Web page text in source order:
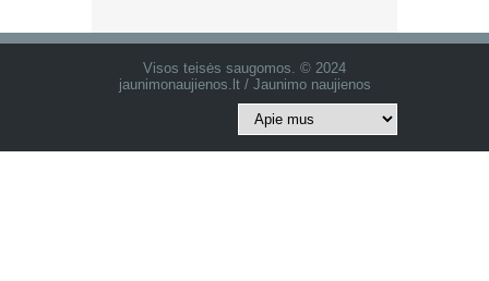
Visos teisės saugomos. © 2024
jaunimonaujienos.lt / Jaunimo naujienos